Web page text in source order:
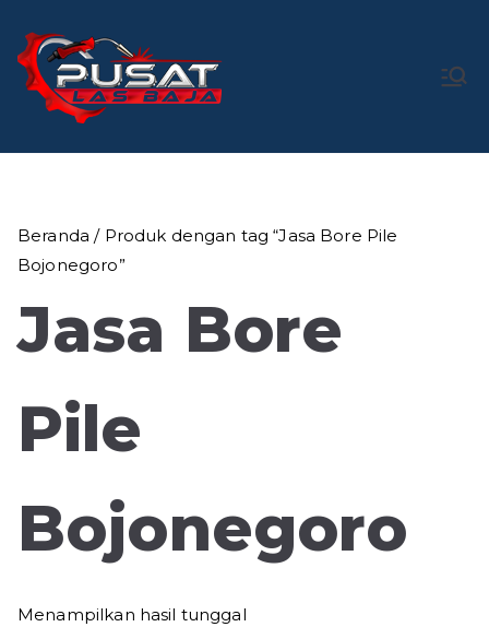
konten
Baja
Pusat Bengkel Las Profesional di Indonesia
Beranda / Produk dengan tag “Jasa Bore Pile
Bojonegoro”
Jasa Bore
Pile
Bojonegoro
Menampilkan hasil tunggal